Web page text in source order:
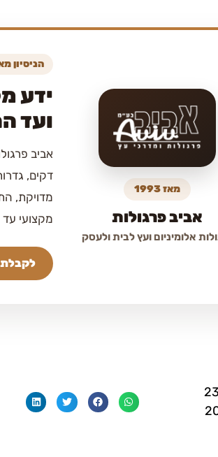
מאז 1993
אביב פרגולות
אלומיניום ועץ לבית ולעסק
הניסיון
ידע
ועד
אביב
דקים,
מדויקת,
מקצועי
לקבלת
תאריך עדכון: 23